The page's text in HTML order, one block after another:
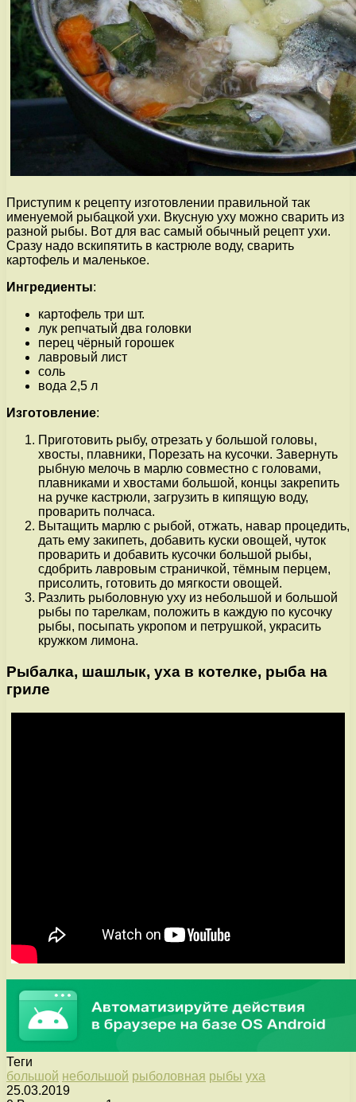
Приступим к рецепту изготовлении правильной так
именуемой рыбацкой ухи. Вкусную уху можно сварить из
разной рыбы. Вот для вас самый обычный рецепт ухи.
Сразу надо вскипятить в кастрюле воду, сварить
картофель и маленькое.
Ингредиенты:
картофель три шт.
лук репчатый два головки
перец чёрный горошек
лавровый лист
соль
вода 2,5 л
Изготовление:
Приготовить рыбу, отрезать у большой головы,
хвосты, плавники, Порезать на кусочки. Завернуть
рыбную мелочь в марлю совместно с головами,
плавниками и хвостами большой, концы закрепить
на ручке кастрюли, загрузить в кипящую воду,
проварить полчаса.
Вытащить марлю с рыбой, отжать, навар процедить,
дать ему закипеть, добавить куски овощей, чуток
проварить и добавить кусочки большой рыбы,
сдобрить лавровым страничкой, тёмным перцем,
присолить, готовить до мягкости овощей.
Разлить рыболовную уху из небольшой и большой
рыбы по тарелкам, положить в каждую по кусочку
рыбы, посыпать укропом и петрушкой, украсить
кружком лимона.
Рыбалка, шашлык, уха в котелке, рыба на
гриле
Теги
большой небольшой рыболовная рыбы уха
25.03.2019